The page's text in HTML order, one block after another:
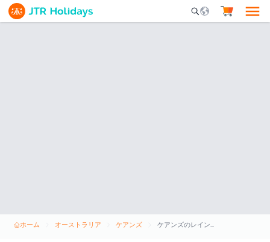
Mobile Search
ホーム オーストラリア ケアンズ ケアンズのレインフォレストレーション・ネイチャー・パーク入場券